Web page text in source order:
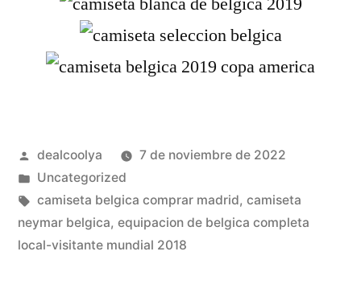
Publicado
por
dealcoolya
7 de noviembre de 2022
Publicado
en
Uncategorized
Etiquetas:
camiseta belgica comprar madrid, camiseta
neymar belgica, equipacion de belgica completa
local-visitante mundial 2018